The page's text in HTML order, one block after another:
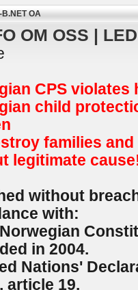
B.NET OA
OM OSS |
CPS violates
child
families
legitimate
without
with:
in 2004.
Nations'
article 19.